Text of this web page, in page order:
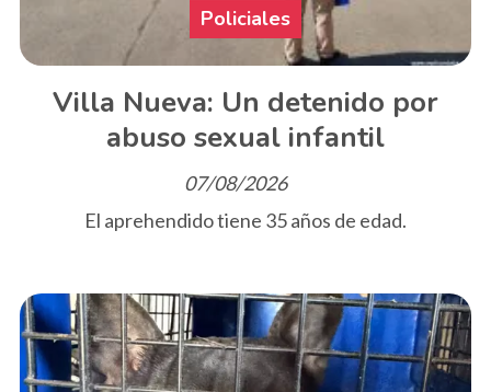
Villa Nueva: Un detenido por
abuso sexual infantil
Policiales
07/08/2026
El aprehendido tiene 35 años de edad.